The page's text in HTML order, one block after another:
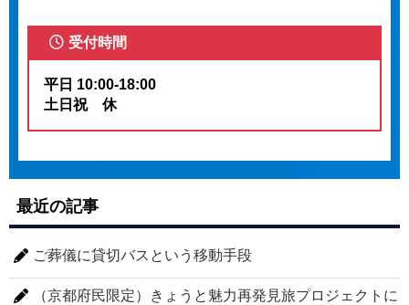
受付時間
平日 10:00-18:00
土日祝 休
最近の記事
ご葬儀に貸切バスという移動手段
（京都府民限定）きょうと魅力再発見旅プロジェクトに